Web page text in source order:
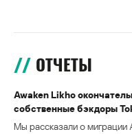
ОТЧЕТЫ
Awaken Likho
собственные бэкдоры
Мы рассказали о миграции